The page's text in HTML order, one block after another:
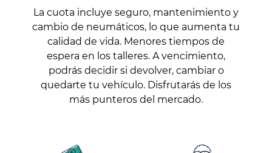
La cuota incluye seguro, mantenimiento y
cambio de neumáticos, lo que aumenta tu
calidad de vida. Menores tiempos de
espera en los talleres. A vencimiento,
podrás decidir si devolver, cambiar o
quedarte tu vehículo. Disfrutarás de los
más punteros del mercado.